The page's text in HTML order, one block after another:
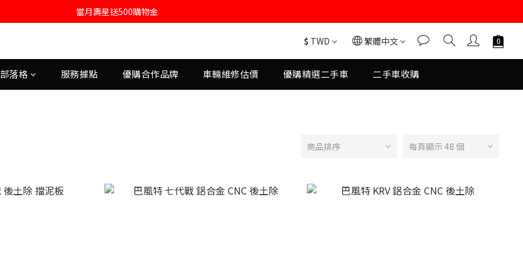
註冊會員即送購物金100
註冊會員即送購物金100
$ TWD 繁體中文
部落格 服務據點 優購合作品牌 車輛維修估價 優購精選二手車 二手車收購
商品排序 每頁顯示 48 個